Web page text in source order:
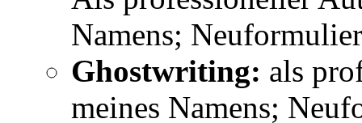
Namens;
Ghostwriting: als
meines Namens;